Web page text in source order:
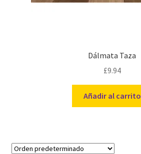
Dálmata Taza
£9.94
Añadir al carrito